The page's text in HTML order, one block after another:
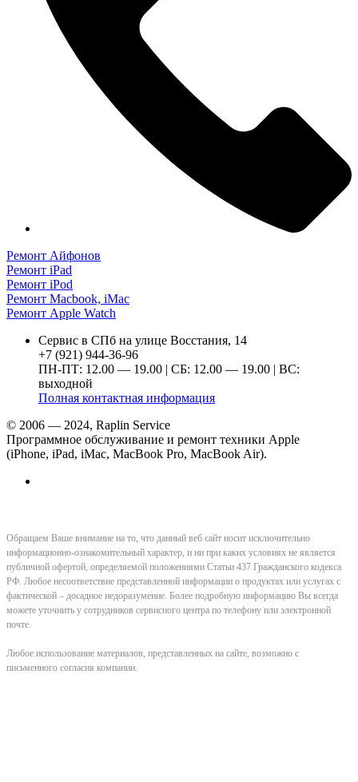
Ремонт Айфонов
Ремонт iPad
Ремонт iPod
Ремонт Macbook, iMac
Ремонт Apple Watch
Сервис в СПб на улице Восстания, 14
+7 (921) 944-36-96
ПН-ПТ: 12.00 — 19.00 | СБ: 12.00 — 19.00 | ВС:
выходной
Полная контактная информация
© 2006 — 2024, Raplin Service
Программное обслуживание и ремонт техники Apple
(iPhone, iPad, iMac, MacBook Pro, MacBook Air).
Обращаем Ваше внимание на то, что данный веб сайт носит исключительно
информационно-ознакомительный характер, и ни при каких условиях не является
публичной офертой, определяемой положениями Статьи 437 Гражданского кодекса
РФ. Любое несоответствие представленной информации о продуктах или услугах с
фактической – досадное недоразумение. Более подробную информацию Вы всегда
можете уточнить у сотрудников сервисного центра по телефону или электронной
почте.
Любое использование материалов, представленных на сайте, возможно с
письменного согласия компании.